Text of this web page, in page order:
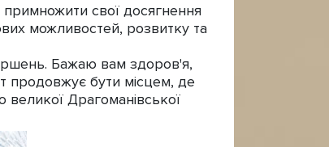
свої досягнення
можливостей, розвитку та
Бажаю вам здоров'я,
продовжує бути місцем, де
великої Драгоманівської